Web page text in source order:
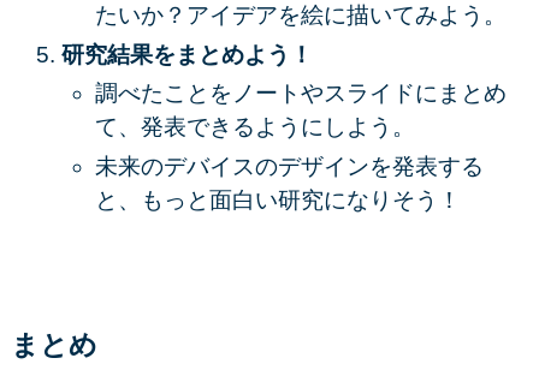
たいか？アイデアを絵に描いてみよう。
研究結果をまとめよう！
調べたことをノートやスライドにまとめ
て、発表できるようにしよう。
未来のデバイスのデザインを発表する
と、もっと面白い研究になりそう！
まとめ